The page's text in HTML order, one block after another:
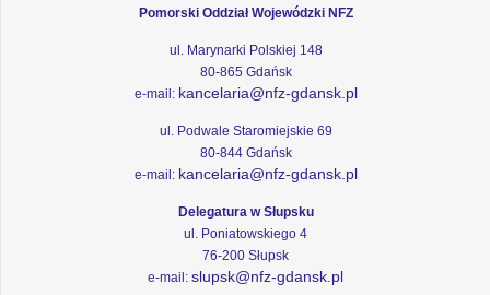
Pomorski Oddział Wojewódzki NFZ
ul. Marynarki Polskiej 148
80-865 Gdańsk
e-mail: kancelaria@nfz-gdansk.pl
ul. Podwale Staromiejskie 69
80-844 Gdańsk
e-mail: kancelaria@nfz-gdansk.pl
Delegatura w Słupsku
ul. Poniatowskiego 4
76-200 Słupsk
e-mail: slupsk@nfz-gdansk.pl